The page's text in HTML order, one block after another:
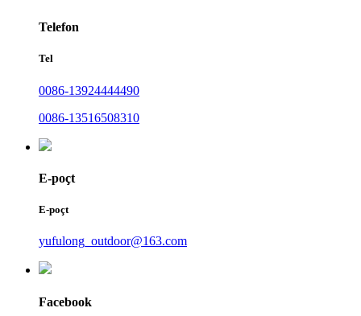
Telefon
Tel
0086-13924444490
0086-13516508310
E-poçt
E-poçt
yufulong_outdoor@163.com
Facebook